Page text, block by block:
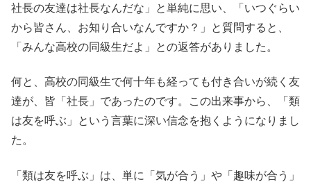
社長の友達は社長なんだな」と単純に思い、「いつぐらい
から皆さん、お知り合いなんですか？」と質問すると、
「みんな高校の同級生だよ」との返答がありました。
何と、高校の同級生で何十年も経っても付き合いが続く友
達が、皆「社長」であったのです。この出来事から、「類
は友を呼ぶ」という言葉に深い信念を抱くようになりまし
た。
「類は友を呼ぶ」は、単に「気が合う」や「趣味が合う」